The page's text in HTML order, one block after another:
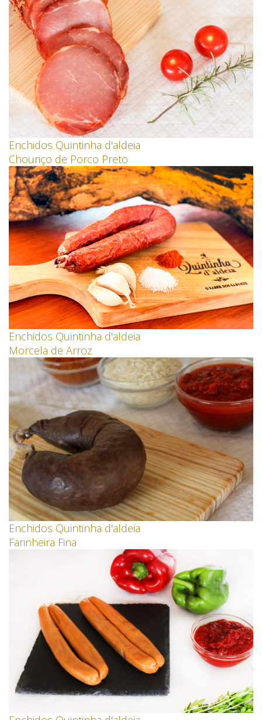
Enchidos Quintinha d'aldeia
Chouriço de Porco Preto
Enchidos Quintinha d'aldeia
Morcela de Arroz
Enchidos Quintinha d'aldeia
Farinheira Fina